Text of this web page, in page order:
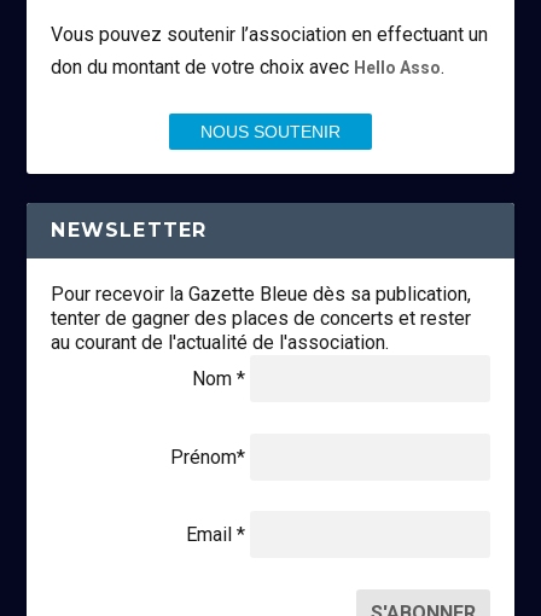
Vous pouvez soutenir l’association en effectuant un
don du montant de votre choix avec Hello Asso.
NOUS SOUTENIR
NEWSLETTER
Pour recevoir la Gazette Bleue dès sa publication,
tenter de gagner des places de concerts et rester
au courant de l'actualité de l'association.
Nom *
Prénom*
Email *